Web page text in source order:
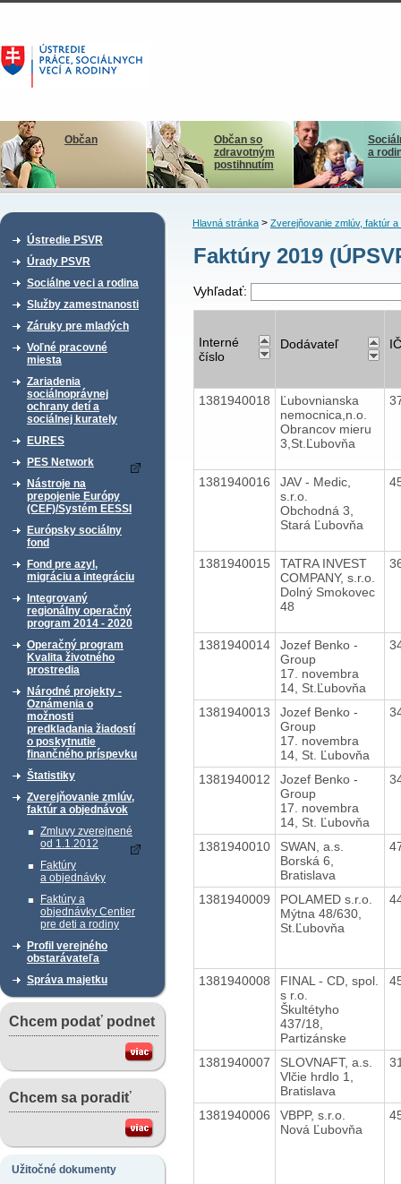
Občan
Občan so
zdravotným
postihnutím
a
Ústredie PSVR
Úrady PSVR
Sociálne veci a rodina
Služby zamestnanosti
Záruky pre mladých
Voľné pracovné
miesta
Zariadenia
sociálnoprávnej
ochrany detí a
sociálnej kurately
EURES
PES Network
Nástroje na
prepojenie Európy
(CEF)/Systém EESSI
Európsky sociálny
fond
Fond pre azyl,
migráciu a integráciu
Integrovaný
regionálny operačný
program 2014 - 2020
Operačný program
Kvalita životného
prostredia
Národné projekty -
Oznámenia o
možnosti
predkladania žiadostí
o poskytnutie
finančného príspevku
Štatistiky
Zverejňovanie zmlúv,
faktúr a objednávok
Zmluvy zverejnené
od 1.1.2012
Faktúry
a objednávky
Faktúry a
objednávky Centier
pre deti a rodiny
Profil verejného
obstarávateľa
Správa majetku
Chcem podať podnet
Chcem sa poradiť
Užitočné dokumenty
Hlavná stránka> Zverejňovanie zmlúv, faktúr a
Faktúry 2019
Vyhľadať:
Interné
číslo
Dodávateľ
1381940018
Ľubovnianska
nemocnica,n.o.
Obrancov mieru
3,St.Ľubovňa
1381940016
JAV - Medic,
s.r.o.
Obchodná 3,
Stará Ľubovňa
1381940015
TATRA INVEST
COMPANY, s.r.o.
Dolný Smokovec
48
1381940014
Jozef Benko -
Group
17. novembra
14, St.Ľubovňa
1381940013
Jozef Benko -
Group
17. novembra
14, St. Ľubovňa
1381940012
Jozef Benko -
Group
17. novembra
14, St. Ľubovňa
1381940010
SWAN, a.s.
Borská 6,
Bratislava
1381940009
POLAMED s.r.o.
Mýtna 48/630,
St.Ľubovňa
1381940008
FINAL - CD, spol.
s r.o.
Škultétyho
437/18,
Partizánske
1381940007
SLOVNAFT, a.s.
Vlčie hrdlo 1,
Bratislava
1381940006
VBPP, s.r.o.
Nová Ľubovňa